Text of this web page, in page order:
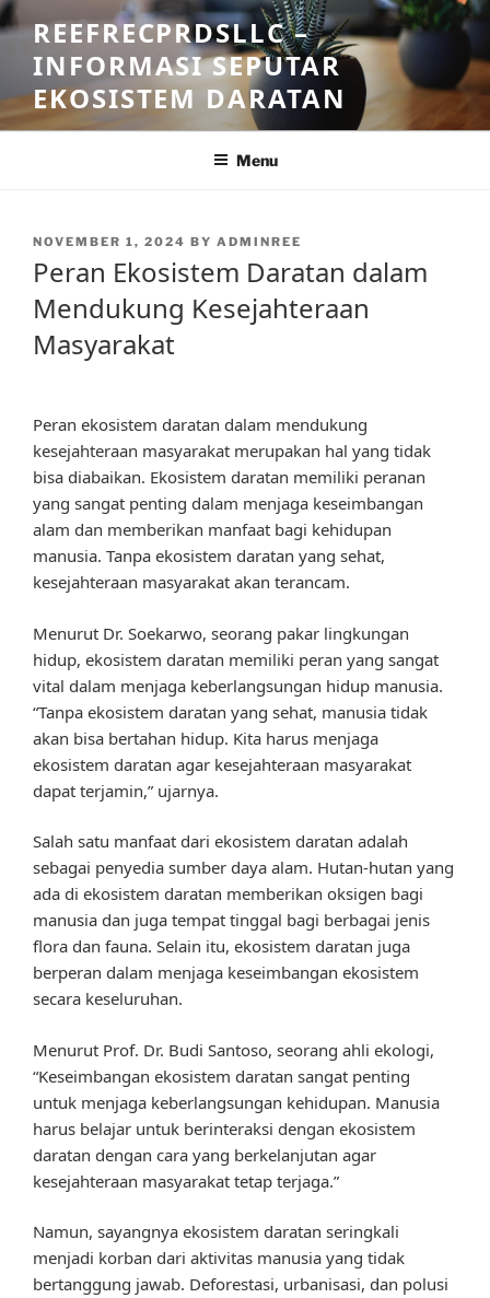
Skip
to
content
REEFRECPRDSLLC –
INFORMASI SEPUTAR
EKOSISTEM DARATAN
Menu
POSTED
NOVEMBER 1, 2024 BY ADMINREE
Peran Ekosistem Daratan dalam
Mendukung Kesejahteraan
Masyarakat
Peran ekosistem daratan dalam mendukung
kesejahteraan masyarakat merupakan hal yang tidak
bisa diabaikan. Ekosistem daratan memiliki peranan
yang sangat penting dalam menjaga keseimbangan
alam dan memberikan manfaat bagi kehidupan
manusia. Tanpa ekosistem daratan yang sehat,
kesejahteraan masyarakat akan terancam.
Menurut Dr. Soekarwo, seorang pakar lingkungan
hidup, ekosistem daratan memiliki peran yang sangat
vital dalam menjaga keberlangsungan hidup manusia.
“Tanpa ekosistem daratan yang sehat, manusia tidak
akan bisa bertahan hidup. Kita harus menjaga
ekosistem daratan agar kesejahteraan masyarakat
dapat terjamin,” ujarnya.
Salah satu manfaat dari ekosistem daratan adalah
sebagai penyedia sumber daya alam. Hutan-hutan yang
ada di ekosistem daratan memberikan oksigen bagi
manusia dan juga tempat tinggal bagi berbagai jenis
flora dan fauna. Selain itu, ekosistem daratan juga
berperan dalam menjaga keseimbangan ekosistem
secara keseluruhan.
Menurut Prof. Dr. Budi Santoso, seorang ahli ekologi,
“Keseimbangan ekosistem daratan sangat penting
untuk menjaga keberlangsungan kehidupan. Manusia
harus belajar untuk berinteraksi dengan ekosistem
daratan dengan cara yang berkelanjutan agar
kesejahteraan masyarakat tetap terjaga.”
Namun, sayangnya ekosistem daratan seringkali
menjadi korban dari aktivitas manusia yang tidak
bertanggung jawab. Deforestasi, urbanisasi, dan polusi